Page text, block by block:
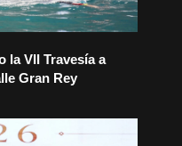
la VII Travesía a
Gran Rey